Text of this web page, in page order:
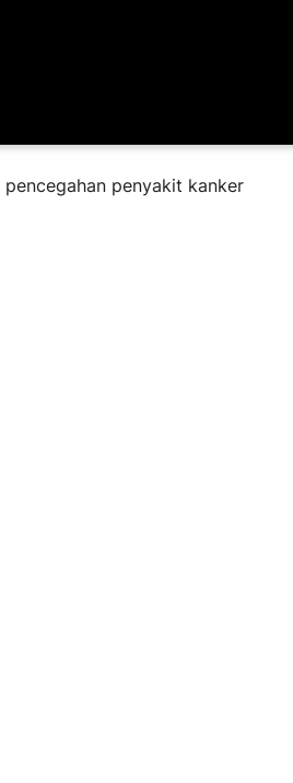
penyakit kanker